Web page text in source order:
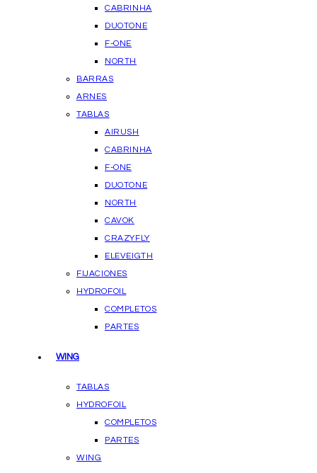
CABRINHA
DUOTONE
F-ONE
NORTH
BARRAS
ARNES
TABLAS
AIRUSH
CABRINHA
F-ONE
DUOTONE
NORTH
CAVOK
CRAZYFLY
ELEVEIGTH
FIJACIONES
HYDROFOIL
COMPLETOS
PARTES
WING
TABLAS
HYDROFOIL
COMPLETOS
PARTES
WING